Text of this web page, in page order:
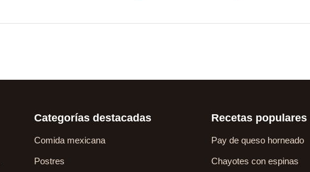
Categorías destacadas
Comida mexicana
Postres
Recetas populares
Pay de queso horneado
Chayotes con espinas